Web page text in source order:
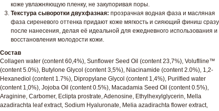
коже увлажняющую пленку, не закупоривая поры.
Текстура сыворотки двухфазная: прозрачная водная фаза и масляная
фаза сиреневого оттенка придают коже мягкость и сияющий финиш сразу
после нанесения, делая её идеальной для ежедневного использования и
восстановления молодости кожи.
Состав
Collagen water (content 60,4%), Sunflower Seed Oil (content 23,7%), Voluflline™
(content 5.0%), Butylone Glycol (content 3,5%), Niacinamide (content 2.0%), 1,2-
Hexanediol (content 1.7%), Dipropylane Glycol (content 1,4%), Purilfied water
(content 1,0%), Jojoba Oil (content 0.5%), Macadamia Seed Oil (content 0.5%),
Araginine, Сarbomer, Eclipta prostrate, Adenosine, Ethylhexylglycerin, Mella
azadirachta leaf extract, Sodium Hyaluronate, Melia azadirachta flower extract,